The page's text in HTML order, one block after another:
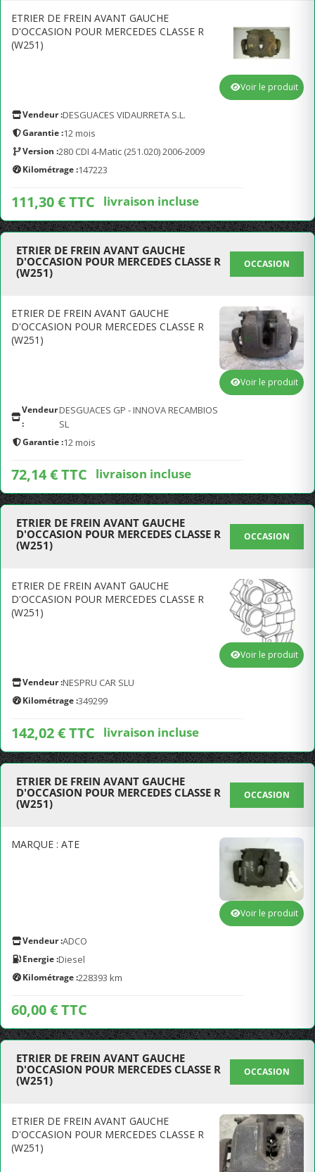
ETRIER DE FREIN AVANT GAUCHE
D'OCCASION POUR MERCEDES CLASSE R
(W251)
Vendeur :DESGUACES VIDAURRETA S.L.
Garantie :12 mois
Version :280 CDI 4-Matic (251.020) 2006-2009
Kilométrage :147223
111,30 € TTC livraison incluse
Voir le produit
ETRIER DE FREIN AVANT GAUCHE
D'OCCASION POUR MERCEDES CLASSE R
(W251)
OCCASION
ETRIER DE FREIN AVANT GAUCHE
D'OCCASION POUR MERCEDES CLASSE R
(W251)
Vendeur
:
DESGUACES GP - INNOVA RECAMBIOS
SL
Garantie :12 mois
72,14 € TTC livraison incluse
Voir le produit
ETRIER DE FREIN AVANT GAUCHE
D'OCCASION POUR MERCEDES CLASSE R
(W251)
OCCASION
ETRIER DE FREIN AVANT GAUCHE
D'OCCASION POUR MERCEDES CLASSE R
(W251)
Vendeur :NESPRU CAR SLU
Kilométrage :349299
142,02 € TTC livraison incluse
Voir le produit
ETRIER DE FREIN AVANT GAUCHE
D'OCCASION POUR MERCEDES CLASSE R
(W251)
OCCASION
MARQUE : ATE
Vendeur :ADCO
Energie :Diesel
Kilométrage :228393 km
60,00 € TTC
Voir le produit
ETRIER DE FREIN AVANT GAUCHE
D'OCCASION POUR MERCEDES CLASSE R
(W251)
OCCASION
ETRIER DE FREIN AVANT GAUCHE
D'OCCASION POUR MERCEDES CLASSE R
(W251)